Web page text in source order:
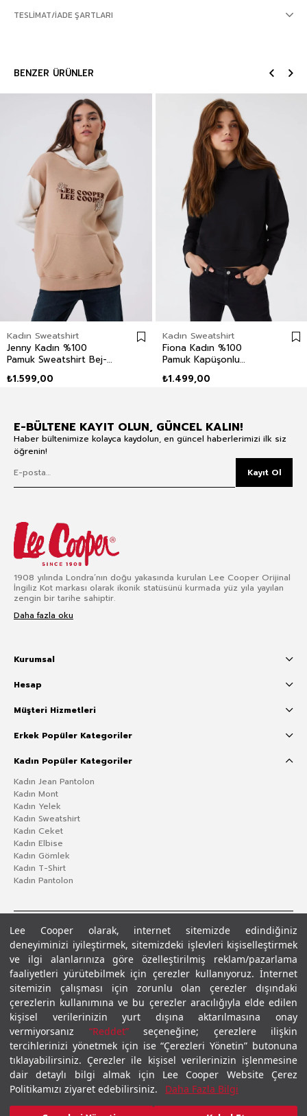
Lee Cooper olarak, internet sitemizde edindiğiniz
deneyiminizi iyileştirmek, sitemizdeki işlevleri kişiselleştirmek
ve ilgi alanlarınıza göre özelleştirilmiş reklam/pazarlama
faaliyetleri yürütebilmek için çerezler kullanıyoruz. İnternet
sitemizin çalışması için zorunlu olan çerezler dışındaki
çerezlerin kullanımına ve bu çerezler aracılığıyla elde edilen
kişisel verilerinizin yurt dışına aktarılmasına onay
vermiyorsanız “Reddet”seçeneğine; çerezlere ilişkin
tercihlerinizi yönetmek için ise “Çerezleri Yönetin” butonuna
tıklayabilirsiniz. Çerezler ile kişisel verilerinizin işlenmesine
dair detaylı bilgi almak için Lee Cooper Website Çerez
Politikamızı ziyaret edebilirsiniz.
Daha Fazla Bilgi
TESLIMAT/İADE ŞARTLARI
BENZER ÜRÜNLER
Kadın Sweatshirt
Jenny Kadın %100
Pamuk Sweatshirt Bej-
₺1.599,00
Kadın Sweatshirt
Fiona Kadın %100
Pamuk Kapüşonlu
₺1.499,00
E-BÜLTENE KAYIT OLUN, GÜNCEL KALIN!
Haber bültenimize kolayca kaydolun, en güncel haberlerimizi ilk siz
öğrenin!
Kayıt Ol
1908 yılında Londra’nın doğu yakasında kurulan Lee Cooper Orijinal
İngiliz Kot markası olarak ikonik statüsünü kurmada yüz yıla yayılan
zengin bir tarihe sahiptir.
Daha fazla oku
Kurumsal
Hesap
Müşteri Hizmetleri
Erkek Popüler Kategoriler
Kadın Popüler Kategoriler
Kadın Jean Pantolon
Kadın Mont
Kadın Yelek
Kadın Sweatshirt
Kadın Ceket
Kadın Elbise
Kadın Gömlek
Kadın T-Shirt
Kadın Pantolon
Gizlilik PolitikasıÇerez Politikası KVKK Aydınlatma MetniŞartlar ve Koşullar
© 2026 Leecooper - Tüm Hakları Saklıdır.